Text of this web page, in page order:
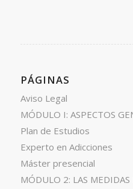
PÁGINAS
Aviso Legal
MÓDULO I: ASPECTOS
Plan de Estudios
Experto en Adicciones
Máster presencial
MÓDULO 2: LAS MEDIDAS